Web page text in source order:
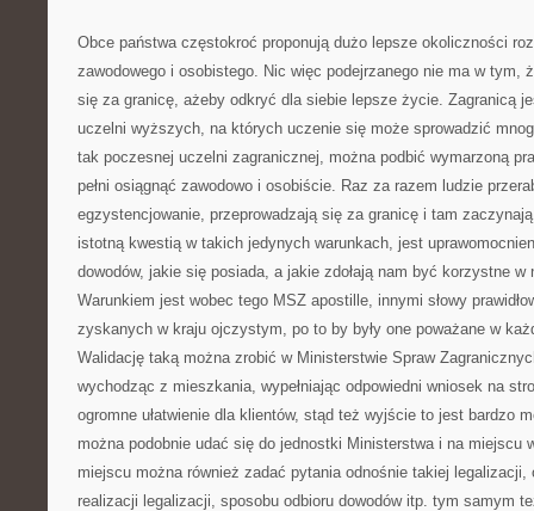
Obce państwa częstokroć proponują dużo lepsze okoliczności
zawodowego i osobistego. Nic więc podejrzanego nie ma w tym,
się za granicę, ażeby odkryć dla siebie lepsze życie. Zagranicą
uczelni wyższych, na których uczenie się może sprowadzić
tak poczesnej uczelni zagranicznej, można podbić wymarzoną
pełni osiągnąć zawodowo i osobiście. Raz za razem ludzie
egzystencjowanie, przeprowadzają się za granicę i tam
istotną kwestią w takich jedynych warunkach, jest
dowodów, jakie się posiada, a jakie zdołają nam być korzystne w
Warunkiem jest wobec tego MSZ apostille, innymi słowy
zyskanych w kraju ojczystym, po to by były one poważane w
Walidację taką można zrobić w Ministerstwie Spraw
wychodząc z mieszkania, wypełniając odpowiedni wniosek na
ogromne ułatwienie dla klientów, stąd też wyjście to jest bardzo
można podobnie udać się do jednostki Ministerstwa i na miejscu
miejscu można również zadać pytania odnośnie takiej
realizacji legalizacji, sposobu odbioru dowodów itp. tym samym